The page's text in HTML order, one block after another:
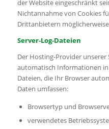
der Website eingeschränkt
Nichtannahme von Cookies
Drittanbietern
Server-Log-Dateien
Der Hosting-Provider
automatisch Informationen
Dateien, die Ihr Browser
Daten umfassen:
Browsertyp und
verwendetes